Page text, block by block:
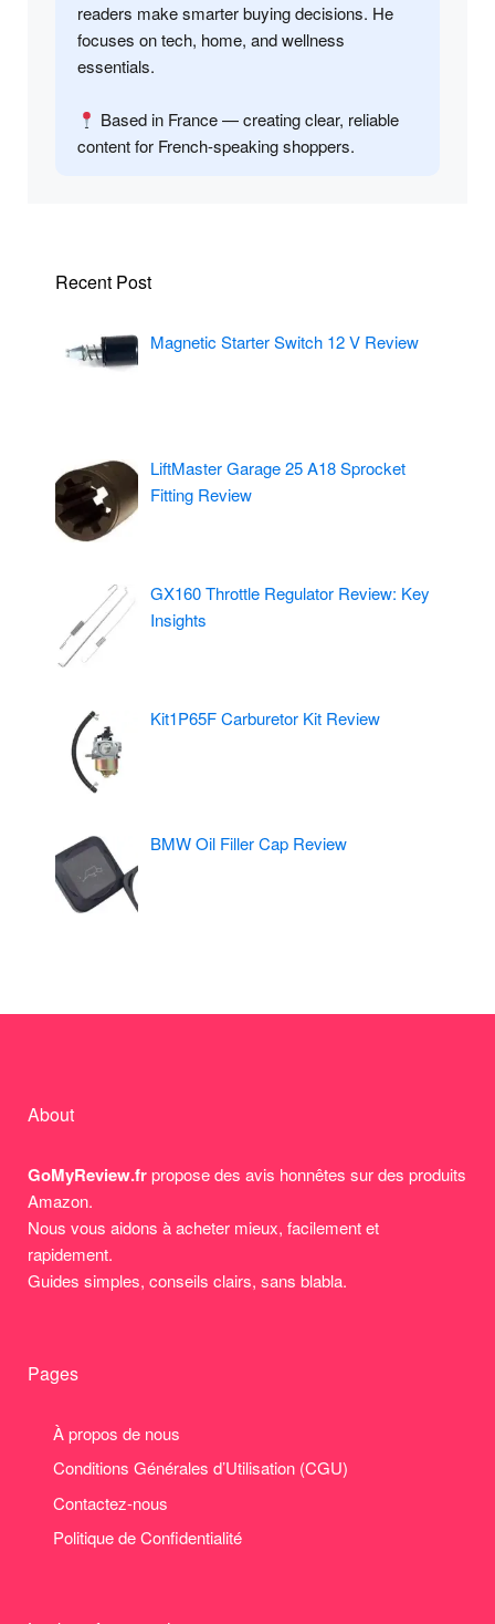
readers make smarter buying decisions. He
focuses on tech, home, and wellness
essentials.
Based in France — creating clear, reliable
content for French-speaking shoppers.
Recent Post
Magnetic Starter Switch 12 V Review
LiftMaster Garage 25 A18 Sprocket
Fitting Review
GX160 Throttle Regulator Review: Key
Insights
Kit1P65F Carburetor Kit Review
BMW Oil Filler Cap Review
About
GoMyReview.frpropose des avis honnêtes sur des produits
Amazon.
Nous vous aidons à acheter mieux, facilement et
rapidement.
Guides simples, conseils clairs, sans blabla.
Pages
À propos de nous
Conditions Générales d’Utilisation (CGU)
Contactez-nous
Politique de Confidentialité